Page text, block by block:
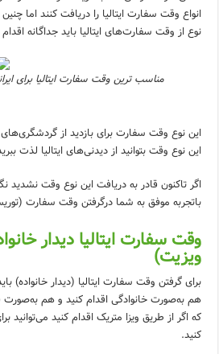
انواع وقت سفارت ایتالیا را دریافت کنند اما
نوع از وقت سفارت‌های ایتالیا باید جداگانه
مناسب ترین وقت سفارت ایتالیا برای
این نوع وقت سفارت برای بازدید از گردشگری‌های
این نوع وقت بتوانید از دیدنی‌های ایتالیا لذت
اگر تاکنون قادر به دریافت این نوع وقت نشدید
باتجربه موفق به شما درگرفتن وقت سفارت
وقت سفارت ایتالیا دیدار
ویزیت)
برای گرفتن وقت سفارت ایتالیا (دیدار خانواده)
هم به‌صورت خانوادگی اقدام کنید و هم به‌صورت
کنید.